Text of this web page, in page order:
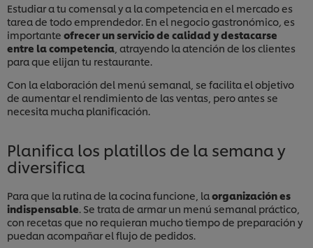
Estudiar a tu comensal y a la competencia en el mercado es
tarea de todo emprendedor. En el negocio gastronómico es
importante ofrecer un servicio de calidad y destacarse
entre la competencia , atrayendo la atención de los clientes
para que elijan tu restaurante.
Con la elaboración del menú semanal, se facilita el objetivo
de aumentar el rendimiento de las ventas, pero antes se
necesita mucha planificación.
Planifica los platillos de la semana y
diversifica
Para que la rutina de la cocina funcione, la organización es
indispensable . Se trata de armar un menú semanal práctico,
con recetas que no requieran mucho tiempo de preparación y
puedan acompañar el flujo de pedidos.